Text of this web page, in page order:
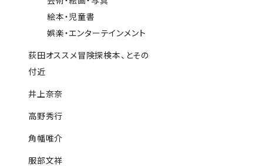
絵本・児童書
娯楽・エンターテインメント
荻田オススメ冒険探検本、とその
付近
井上奈奈
高野秀行
角幡唯介
服部文祥